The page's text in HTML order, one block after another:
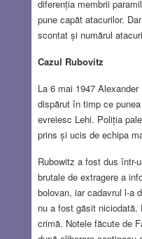
diferenția membrii
pune capăt atacurilor.
scontat și numărul
Cazul Rubovitz
La 6 mai 1947
dispărut în timp ce
evreiesc Lehi. Poliția
prins și ucis de echipa
Rubowitz a fost dus într-
brutale de extragere a
bolovan, iar cadavrul l-a
nu a fost găsit niciodată.
crimă. Notele făcute de